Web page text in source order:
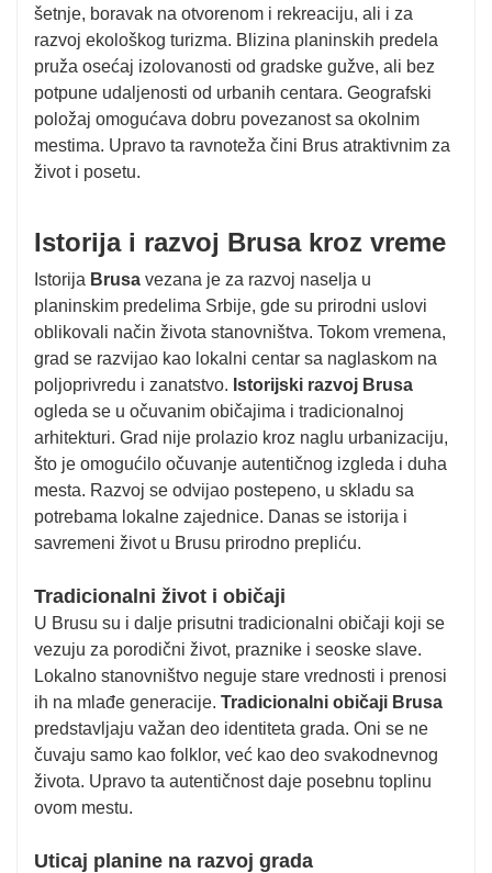
šetnje, boravak na otvorenom i rekreaciju, ali i za
razvoj ekološkog turizma. Blizina planinskih predela
pruža osećaj izolovanosti od gradske gužve, ali bez
potpune udaljenosti od urbanih centara. Geografski
položaj omogućava dobru povezanost sa okolnim
mestima. Upravo ta ravnoteža čini Brus atraktivnim za
život i posetu.
Istorija i razvoj Brusa kroz vreme
Istorija Brusa vezana je za razvoj naselja u
planinskim predelima Srbije, gde su prirodni uslovi
oblikovali način života stanovništva. Tokom vremena,
grad se razvijao kao lokalni centar sa naglaskom na
poljoprivredu i zanatstvo. Istorijski razvoj Brusa
ogleda se u očuvanim običajima i tradicionalnoj
arhitekturi. Grad nije prolazio kroz naglu urbanizaciju,
što je omogućilo očuvanje autentičnog izgleda i duha
mesta. Razvoj se odvijao postepeno, u skladu sa
potrebama lokalne zajednice. Danas se istorija i
savremeni život u Brusu prirodno prepliću.
Tradicionalni život i običaji
U Brusu su i dalje prisutni tradicionalni običaji koji se
vezuju za porodični život, praznike i seoske slave.
Lokalno stanovništvo neguje stare vrednosti i prenosi
ih na mlađe generacije. Tradicionalni običaji Brusa
predstavljaju važan deo identiteta grada. Oni se ne
čuvaju samo kao folklor, već kao deo svakodnevnog
života. Upravo ta autentičnost daje posebnu toplinu
ovom mestu.
Uticaj planine na razvoj grada